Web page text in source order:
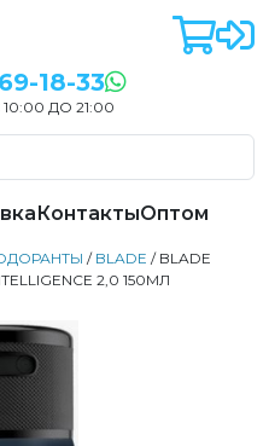
18-33
ДО 21:00
КонтактыОптом
/ BLADE / BLADE
2,0 150МЛ